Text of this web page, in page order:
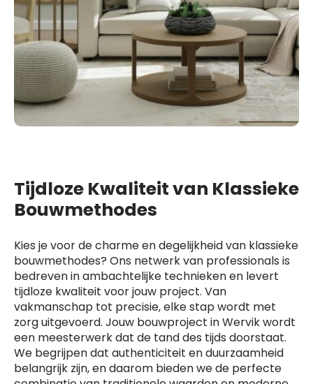
Tijdloze Kwaliteit van Klassieke
Bouwmethodes
Kies je voor de charme en degelijkheid van klassieke
bouwmethodes? Ons netwerk van professionals is
bedreven in ambachtelijke technieken en levert
tijdloze kwaliteit voor jouw project. Van
vakmanschap tot precisie, elke stap wordt met
zorg uitgevoerd. Jouw bouwproject in Wervik wordt
een meesterwerk dat de tand des tijds doorstaat.
We begrijpen dat authenticiteit en duurzaamheid
belangrijk zijn, en daarom bieden we de perfecte